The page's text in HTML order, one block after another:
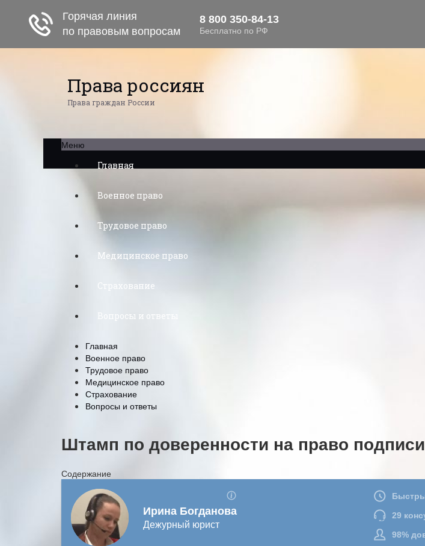
Права россиян
Права граждан России
Меню
Главная
Военное право
Трудовое право
Медицинское право
Страхование
Вопросы и ответы
Главная
Военное право
Трудовое право
Медицинское право
Страхование
Вопросы и ответы
Штамп по доверенности на право подписи
Содержание